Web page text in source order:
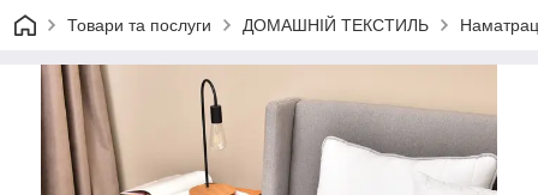
Товари та послуги ДОМАШНІЙ ТЕКСТИЛЬ